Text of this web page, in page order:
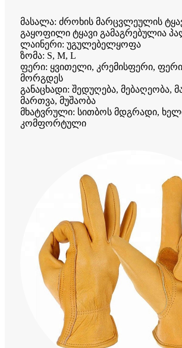
მასალა: ძროხის მარცვლეულის
გაყოფილი ტყავი გამაგრებულია
ლაინერი: უგულებელყოფა
ზომა: S, M, L
ფერი: ყვითელი, კრემისფერი,
მორგდეს
განაცხადი: შედუღება, მებაღეობა,
მართვა, მუშაობა
მხატვრული: სითბოს მდგრადი,
კომფორტული